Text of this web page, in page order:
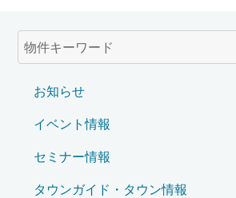
ー
ジ
送
り
お知らせ
イベント情報
セミナー情報
タウンガイド・タウン情報